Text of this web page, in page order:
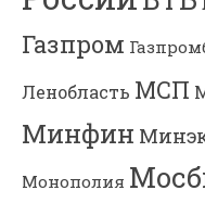
Газпром
Ленобласть МСП
Минфин
Монополия